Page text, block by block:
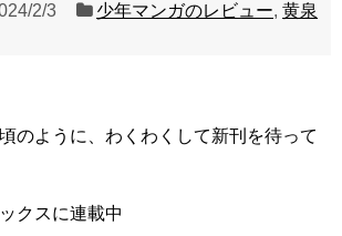
2/3 少年マンガのレビュー,黄泉
のように、わくわくして新刊を待って
クスに連載中